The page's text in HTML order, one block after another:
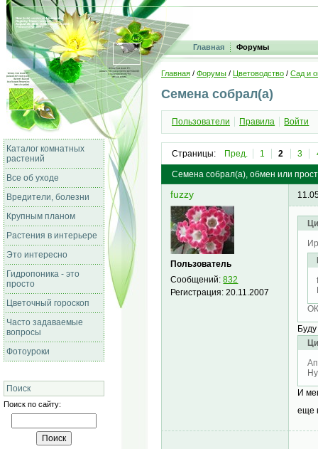
Главная Форумы
Каталог комнатных
растений
Все об уходе
Вредители, болезни
Крупным планом
Растения в интерьере
Это интересно
Гидропоника - это
просто
Цветочный гороскоп
Часто задаваемые
вопросы
Фотоуроки
Поиск
Поиск по сайту:
Главная / Форумы / Цветоводство / Сад и
Семена собрал(а)
Пользователи Правила Войти
Страницы: Пред. 1 2 3
Семена собрал(а), обмен или
fuzzy
Пользователь
Сообщений:832
Регистрация:20.11.2007
И
еще